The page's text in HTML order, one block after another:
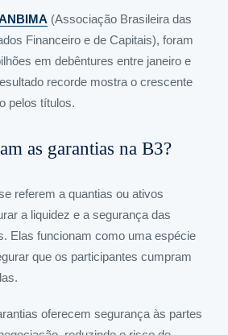
(Associação Brasileira das
Financeiro e de Capitais), foram
em debêntures entre janeiro e
recorde mostra o crescente
pelos títulos.
as garantias na B3?
referem a quantias ou ativos
a liquidez e a segurança das
Elas funcionam como uma espécie
que os participantes cumpram
oferecem segurança às partes